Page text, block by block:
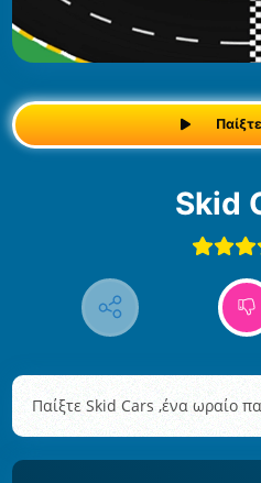
Skid
Παίξτε Skid Cars ,ένα ωραίο